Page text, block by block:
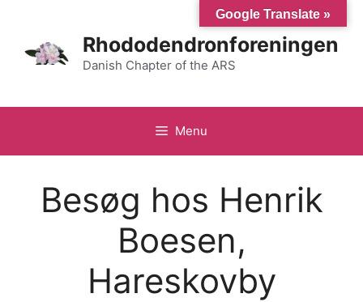
indhold
Rhododendronforeningen
Danish Chapter of the ARS
Menu
Besøg hos Henrik
Boesen,
Hareskovby
Google Translate »